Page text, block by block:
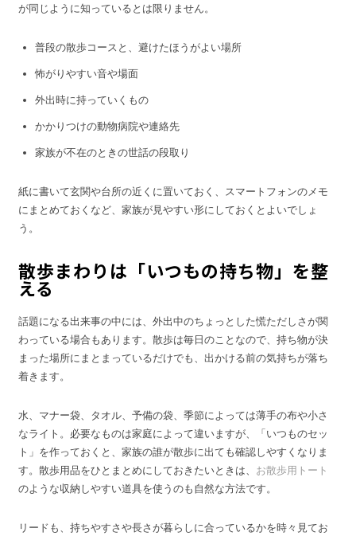
が同じように知っているとは限りません。
普段の散歩コースと、避けたほうがよい場所
怖がりやすい音や場面
外出時に持っていくもの
かかりつけの動物病院や連絡先
家族が不在のときの世話の段取り
紙に書いて玄関や台所の近くに置いておく、スマートフォンのメモ
にまとめておくなど、家族が見やすい形にしておくとよいでしょ
う。
散歩まわりは「いつもの持ち物」を整
える
話題になる出来事の中には、外出中のちょっとした慌ただしさが関
わっている場合もあります。散歩は毎日のことなので、持ち物が決
まった場所にまとまっているだけでも、出かける前の気持ちが落ち
着きます。
水、マナー袋、タオル、予備の袋、季節によっては薄手の布や小さ
なライト。必要なものは家庭によって違いますが、「いつものセッ
ト」を作っておくと、家族の誰が散歩に出ても確認しやすくなりま
す。散歩用品をひとまとめにしておきたいときは、 お散歩用トート
のような収納しやすい道具を使うのも自然な方法です。
リードも、持ちやすさや長さが暮らしに合っているかを時々見てお